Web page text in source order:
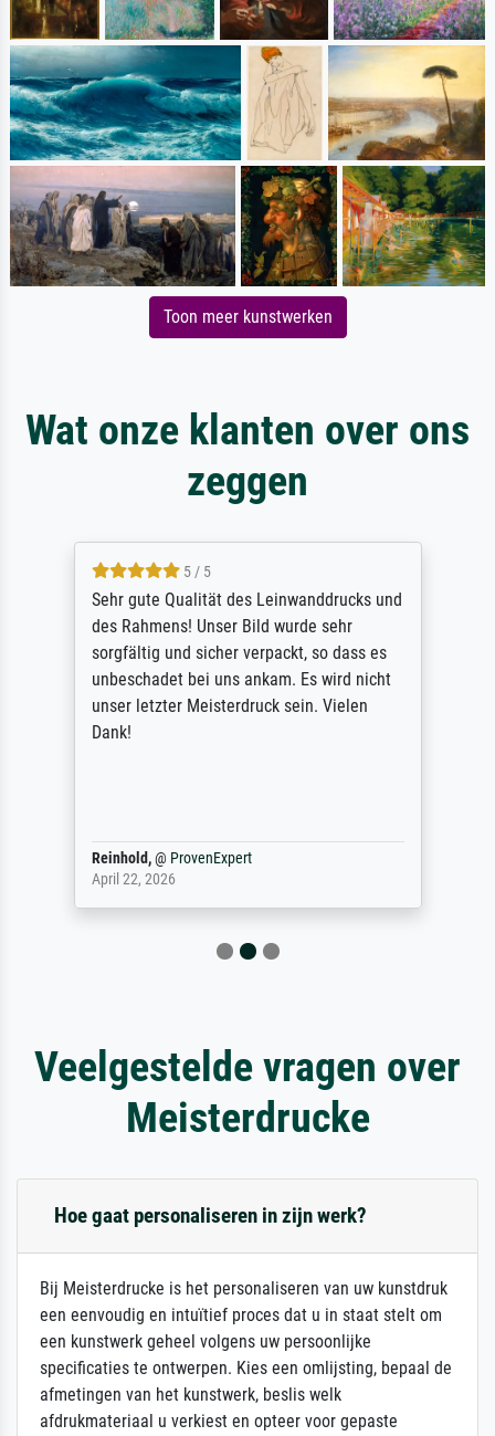
Toon meer kunstwerken
Wat onze klanten over ons
zeggen
5 / 5
Sehr gute Qualität des Leinwanddrucks und
des Rahmens! Unser Bild wurde sehr
sorgfältig und sicher verpackt, so dass es
unbeschadet bei uns ankam. Es wird nicht
unser letzter Meisterdruck sein. Vielen
Dank!
Reinhold,@ ProvenExpert
April 22, 2026
Veelgestelde vragen over
Meisterdrucke
Hoe gaat personaliseren in zijn werk?
Bij Meisterdrucke is het personaliseren van uw kunstdruk
een eenvoudig en intuïtief proces dat u in staat stelt om
een kunstwerk geheel volgens uw persoonlijke
specificaties te ontwerpen. Kies een omlijsting, bepaal de
afmetingen van het kunstwerk, beslis welk
afdrukmateriaal u verkiest en opteer voor gepaste